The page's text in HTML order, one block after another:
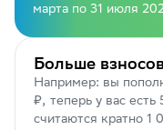
марта по 31 июля
Больше
Например: вы
₽, теперь у вас
считаются кратно 1